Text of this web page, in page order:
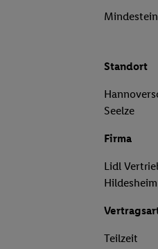
Standort
Seelze
Firma
Lidl
Teilzeit